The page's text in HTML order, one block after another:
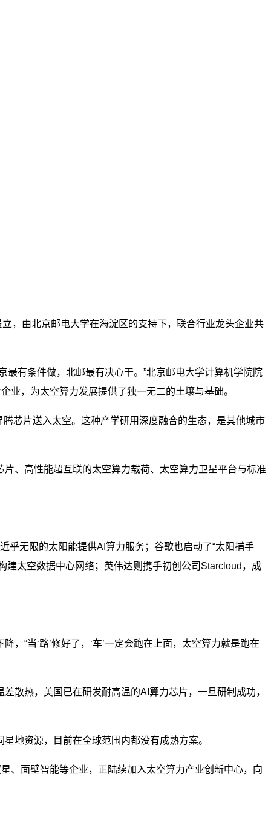
，由北京邮电大学在海淀区的支持下，联合行业龙头企业共
有条件做，北邮最有决心干。”北京邮电大学计算机学院院
业，为太空算力发展提供了独一无二的土壤与基础。
腾芯片送入太空。这种产学研用深度融合的生态，是其他城市
、高性能超互联的太空算力载荷、太空算力卫星平台与标准
乎无限的太阳能提供AI算力服务；谷歌也启动了“太阳捕手
建太空数据中心网络；英伟达则携手初创公司Starcloud，成
“当‘路’修好了，‘车’一定会跑在上面，太空算力就是跑在
散热，美国已在研发耐高温的AI算力芯片，一旦研制成功，
地资源，目前在全球范围内都没有成熟方案。
、面壁智能等企业，正陆续加入太空算力产业创新中心，向